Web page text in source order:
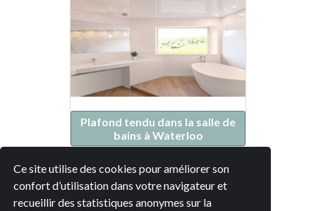
Ce site utilise des cookies pour améliorer son
confort d’utilisation dans votre navigateur et
recueillir des statistiques anonymes sur la
Plafond tendu dans la salle de
bains à Waterloo